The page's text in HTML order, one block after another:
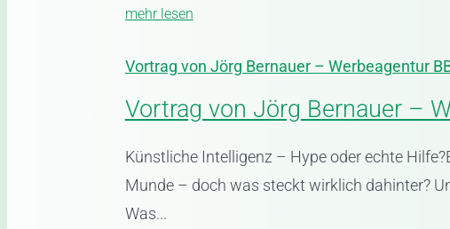
mehr lesen
Vortrag von Jörg Bernauer – Werbeagentur
Vortrag von Jörg Bernauer –
Künstliche Intelligenz – Hype oder echte
Munde – doch was steckt wirklich dahinter?
Was...